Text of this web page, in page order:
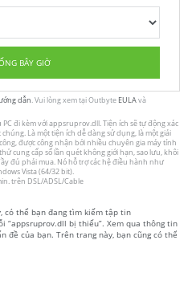
BÂY GIỜ
dẫn. Vui lòng xem tại Outbyte EULAvà
PC đi kèm với appsruprov.dll. Tiện ích sẽ tự động xác
Là một tiện ích dễ dàng sử dụng, là một giải
được công nhận bởi nhiều chuyên gia máy tính
cung cấp số lần quét không giới hạn, sao lưu, khôi
đủ phải mua. Nó hỗ trợ các hệ điều hành như
Vista (64/32 bit).
trên DSL/ADSL/Cable
có thể bạn đang tìm kiếm tập tin
“appsruprov.dll bị thiếu”. Xem qua thông tin
đề của bạn. Trên trang này, bạn cũng có thể